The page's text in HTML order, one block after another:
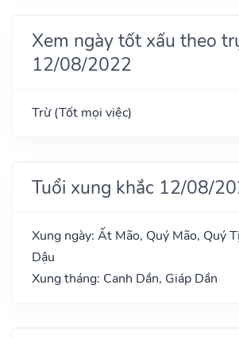
Xem ngày tốt xấu theo
12/08/2022
Trừ (Tốt mọi việc)
Tuổi xung khắc 12/08/
Xung ngày: Ất Mão, Quý Mão, Quý
Dậu
Xung tháng: Canh Dần, Giáp Dần